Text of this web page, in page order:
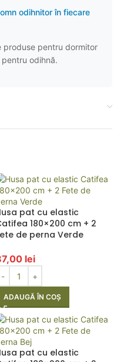
odihnitor în fiecare
produse pentru dormitor
odihnă.
pat cu elastic
180×200 cm + 2
de perna Verde
lei
ADAUGĂ ÎN COȘ
pat cu elastic